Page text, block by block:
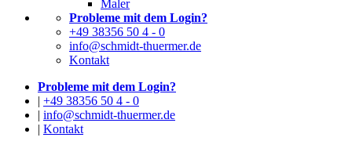
Maler
Probleme mit dem Login?
+49 38356 50 4 - 0
info@schmidt-thuermer.de
Kontakt
Probleme mit dem Login?
| +49 38356 50 4 - 0
| info@schmidt-thuermer.de
| Kontakt